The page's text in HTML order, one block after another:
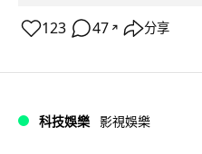
123 47 ↗ 分享
科技娛樂 影視娛樂